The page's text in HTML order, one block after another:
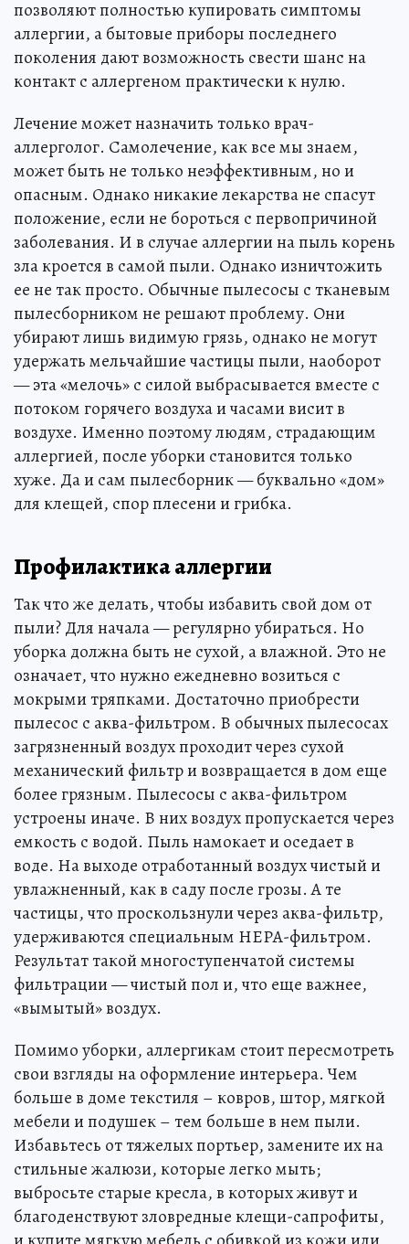
позволяют полностью купировать симптомы
аллергии, а бытовые приборы последнего
поколения дают возможность свести шанс на
контакт с аллергеном практически к нулю.
Лечение может назначить только врач-
аллерголог. Самолечение, как все мы знаем,
может быть не только неэффективным, но и
опасным. Однако никакие лекарства не спасут
положение, если не бороться с первопричиной
заболевания. И в случае аллергии на пыль корень
зла кроется в самой пыли. Однако изничтожить
ее не так просто. Обычные пылесосы с тканевым
пылесборником не решают проблему. Они
убирают лишь видимую грязь, однако не могут
удержать мельчайшие частицы пыли, наоборот
— эта «мелочь» с силой выбрасывается вместе с
потоком горячего воздуха и часами висит в
воздухе. Именно поэтому людям, страдающим
аллергией, после уборки становится только
хуже. Да и сам пылесборник — буквально «дом»
для клещей, спор плесени и грибка.
Профилактика аллергии
Так что же делать, чтобы избавить свой дом от
пыли? Для начала — регулярно убираться. Но
уборка должна быть не сухой, а влажной. Это не
означает, что нужно ежедневно возиться с
мокрыми тряпками. Достаточно приобрести
пылесос с аква-фильтром. В обычных пылесосах
загрязненный воздух проходит через сухой
механический фильтр и возвращается в дом еще
более грязным. Пылесосы с аква-фильтром
устроены иначе. В них воздух пропускается через
емкость с водой. Пыль намокает и оседает в
воде. На выходе отработанный воздух чистый и
увлажненный, как в саду после грозы. А те
частицы, что проскользнули через аква-фильтр,
удерживаются специальным НЕРА-фильтром.
Результат такой многоступенчатой системы
фильтрации — чистый пол и, что еще важнее,
«вымытый» воздух.
Помимо уборки, аллергикам стоит пересмотреть
свои взгляды на оформление интерьера. Чем
больше в доме текстиля – ковров, штор, мягкой
мебели и подушек – тем больше в нем пыли.
Избавьтесь от тяжелых портьер, замените их на
стильные жалюзи, которые легко мыть;
выбросьте старые кресла, в которых живут и
благоденствуют зловредные клещи-сапрофиты,